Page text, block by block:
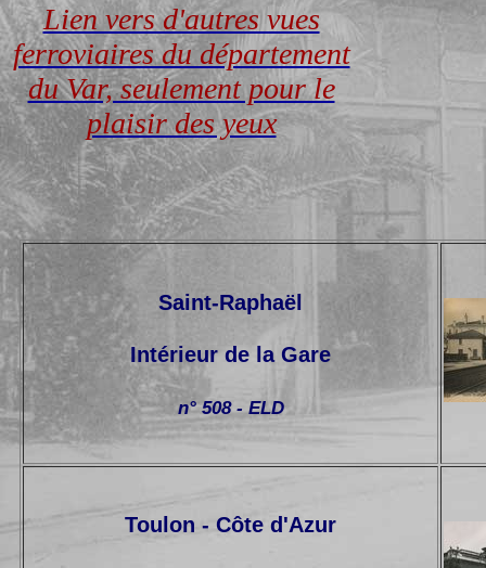
Lien vers d'autres vues
ferroviaires du département
du Var, seulement pour le
plaisir des yeux
Saint-Raphaël
Intérieur de la Gare
n° 508 - ELD
Toulon - Côte d'Azur